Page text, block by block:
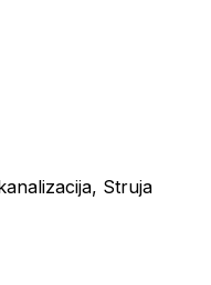
Struja